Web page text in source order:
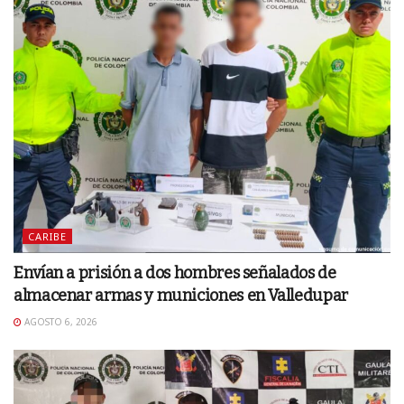
CARIBE
Envían a prisión a dos hombres señalados de
almacenar armas y municiones en Valledupar
AGOSTO 6, 2026